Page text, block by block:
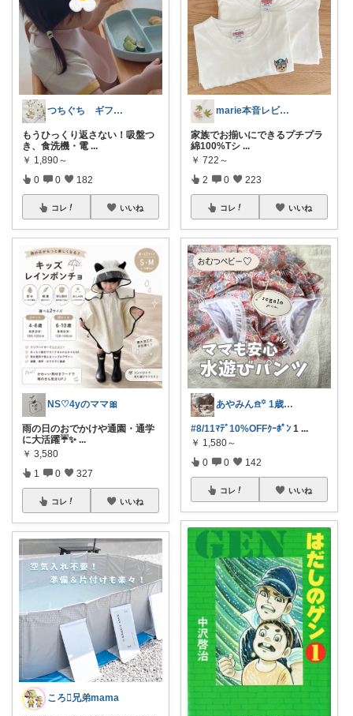
つちぐち ギフト*暮らし
もうひっくり返さない！吸盤つ
き、食洗機・電 ...
￥ 1,890～
0 0 182
コレ いいね
NS♡4yのママ🎀
雨の日のおでかけや通園・通学
に大活躍☔️✨ ...
￥ 3,580
1 0 327
コレ いいね
ころ🫟兄弟mama
marie本音レビュー🏝️夏休み💃
家族でお揃いにできるプチプラ
綿100%Tシ ...
￥ 722～
2 0 223
コレ いいね
あやみん𖠿꙳ 1歳児ママ┋かわいいもの
#8/11ﾏﾃﾞ10%OFFｸｰﾎﾟﾝ 1 ...
￥ 1,580～
0 0 142
コレ いいね